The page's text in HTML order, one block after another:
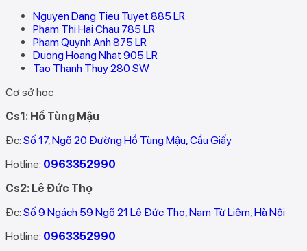
Nguyen Dang Tieu Tuyet 885 LR
Pham Thi Hai Chau 785 LR
Pham Quynh Anh 875 LR
Duong Hoang Nhat 905 LR
Tao Thanh Thuy 280 SW
Cơ sở học
Cs1: Hồ Tùng Mậu
Đc: Số 17, Ngõ 20 Đường Hồ Tùng Mậu, Cầu Giấy
Hotline: 0963352990
Cs2: Lê Đức Thọ
Đc: Số 9 Ngách 59 Ngõ 21 Lê Đức Thọ, Nam Từ Liêm, Hà Nội
Hotline: 0963352990